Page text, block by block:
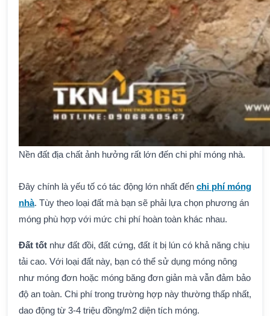
Nền đất địa chất ảnh hưởng rất lớn đến chi phí móng nhà.
Đây chính là yếu tố có tác động lớn nhất đến chi phí móng
nhà. Tùy theo loại đất mà bạn sẽ phải lựa chọn phương án
móng phù hợp với mức chi phí hoàn toàn khác nhau.
Đất tốt như đất đồi, đất cứng, đất ít bị lún có khả năng chịu
tải cao. Với loại đất này, bạn có thể sử dụng móng nông
như móng đơn hoặc móng băng đơn giản mà vẫn đảm bảo
độ an toàn. Chi phí trong trường hợp này thường thấp nhất,
dao động từ 3-4 triệu đồng/m2 diện tích móng.